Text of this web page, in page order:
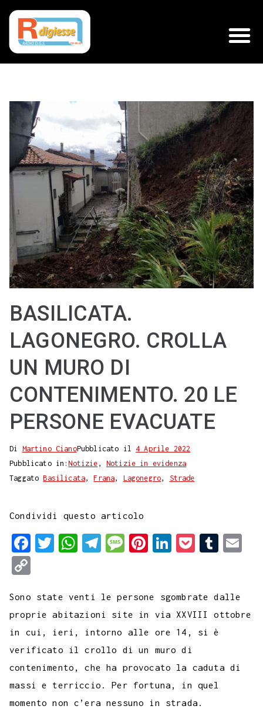
BASILICATA.
LAGONEGRO. CROLLA
UN MURO DI
CONTENIMENTO. 20 LE
PERSONE EVACUATE
Di Martino CianoPubblicato il4 Aprile 2022
Pubblicato in:Notizie , Notizie in evidenza
TaggatoBasilicata,Frana, Lagonegro, Strade
Condividi questo articolo
F
e
b
o
o
k
T
t
t
e
r
W
t
s
A
p
p
T
e
g
r
a
m
M
s
a
g
e
P
t
e
r
e
s
t
L
k
e
d
I
n
k
e
t
T
b
l
l
p
y
L
i
n
k
Sono state venti le persone sgombrate dalle
proprie abitazioni site in via XXVIII ottobre
in cui, ieri, intorno alle ore 14, si è
verificato il crollo di un muro di
contenimento, che ha provocato la caduta di
massi e terriccio. Per fortuna, in quel
momento non c’era nessuno in strada.